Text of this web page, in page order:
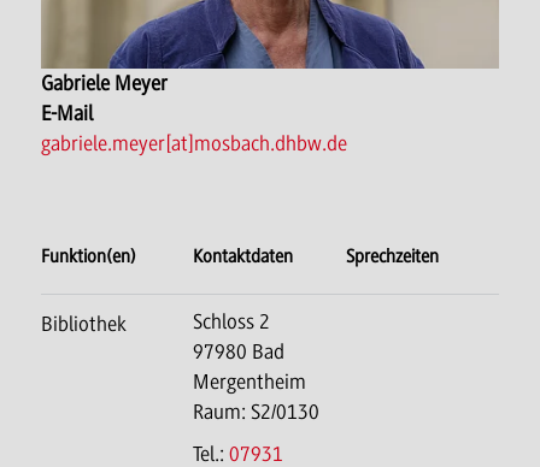
Gabriele Meyer
E-Mail
gabriele.meyer[at]mosbach.dhbw.de
Funktion(en) Kontaktdaten Sprechzeiten
Bibliothek
Schloss 2
97980 Bad
Mergentheim
Raum: S2/0130
Tel.: 07931